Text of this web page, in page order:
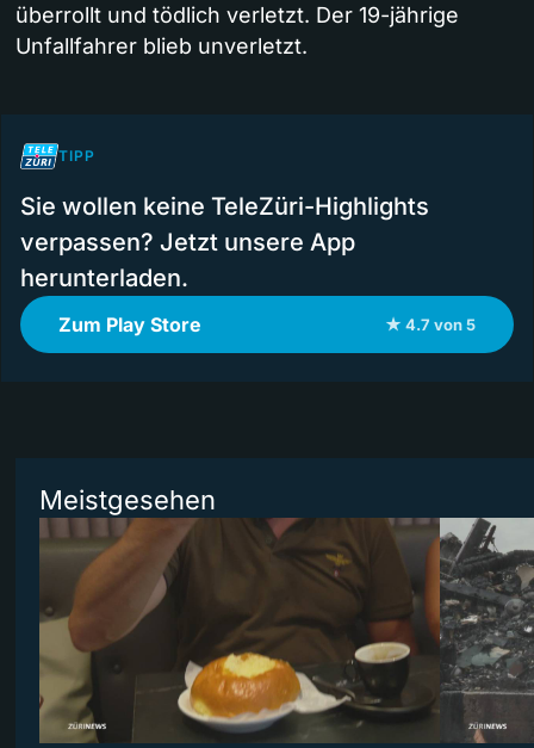
überrollt und tödlich verletzt. Der 19-jährige
Unfallfahrer blieb unverletzt.
TIPP
Sie wollen keine TeleZüri-Highlights
verpassen? Jetzt unsere App
herunterladen.
Zum Play Store ★ 4.7 von 5
Meistgesehen